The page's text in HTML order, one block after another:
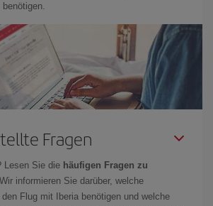
Fragen
Lesen Sie die häufigen Fragen zu
informieren Sie darüber, welche
Flug mit Iberia benötigen und welche